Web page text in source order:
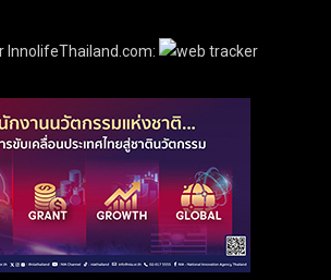
InnolifeThailand.com: